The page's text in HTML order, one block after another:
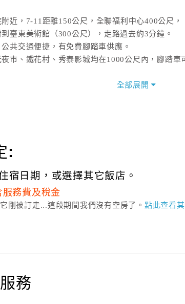
近，7-11距離150公尺，全聯福利中心400公尺，
臺東美術館（300公尺），走路過去約3分鐘。
共交通便捷，有免費腳踏車供應。
市、鐵花村、秀泰影城均在1000公尺內，腳踏車
大部分傢具老闆親手製作，老闆是臺東農工木工科
全部展開
:
宿日期，或選擇其它飯店。
服務費及稅金
剛被訂走...這段期間我們沒有空房了。 點此查看
務